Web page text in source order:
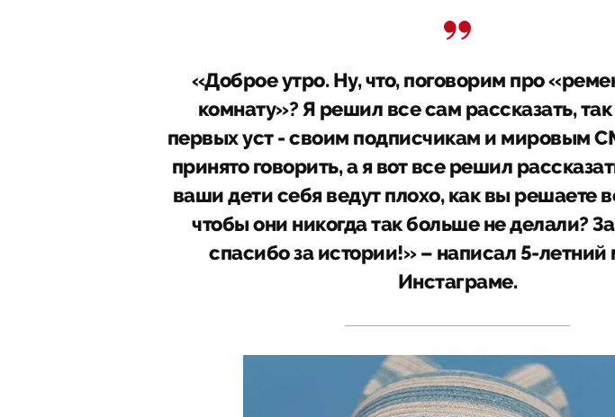
«Доброе утро. Ну, что, поговорим про
комнату»? Я решил все сам рассказать, так
первых уст - своим подписчикам и мировым
принято говорить, а я вот все решил
ваши дети себя ведут плохо, как вы решаете
чтобы они никогда так больше не делали?
спасибо за истории!» – написал 5-летний
Инстаграме.